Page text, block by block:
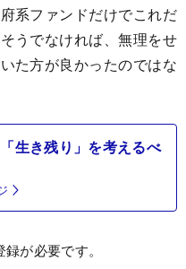
系ファンドだけでこれだ
うでなければ、無理をせ
た方が良かったのではな
生き残り」を考えるべ
が必要です。